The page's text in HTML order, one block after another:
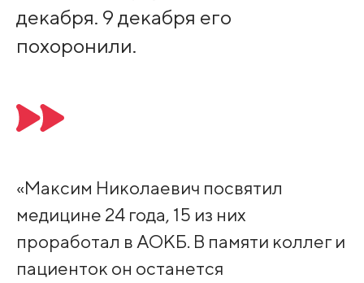
декабря. 9 декабря его
похоронили.
«Максим Николаевич посвятил
медицине 24 года, 15 из них
проработал в АОКБ. В памяти коллег и
пациенток он останется